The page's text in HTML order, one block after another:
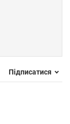
Підписатися